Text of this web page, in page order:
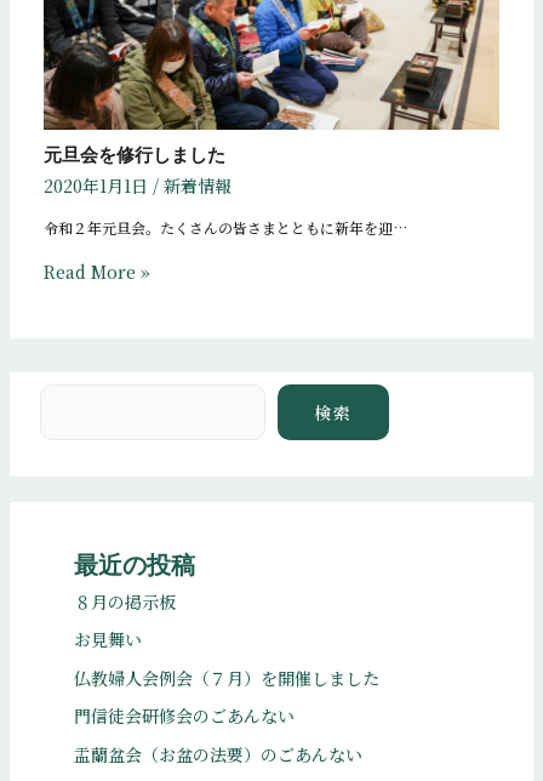
元旦会を修行しました
2020年1月1日 / 新着情報
令和２年元旦会。たくさんの皆さまとともに新年を迎…
Read More »
検索
最近の投稿
８月の掲示板
お見舞い
仏教婦人会例会（７月）を開催しました
門信徒会研修会のごあんない
盂蘭盆会（お盆の法要）のごあんない